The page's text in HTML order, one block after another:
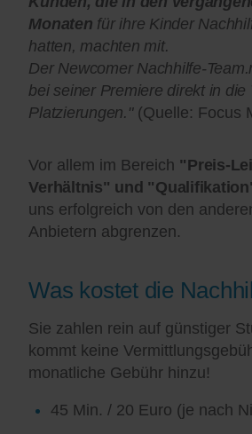
Monaten für ihre Kinder
hatten, machten mit.
Der Newcomer Nachhilfe-
bei seiner Premiere direkt in die
Platzierungen."(Quelle: Focus
Vor allem im Bereich "Preis-
Verhältnis" und
uns erfolgreich von den
Anbietern abgrenzen.
Was kostet die
Sie zahlen rein auf günstiger
kommt keine
monatliche Gebühr hinzu!
45 Min. / 20 Euro (je nach